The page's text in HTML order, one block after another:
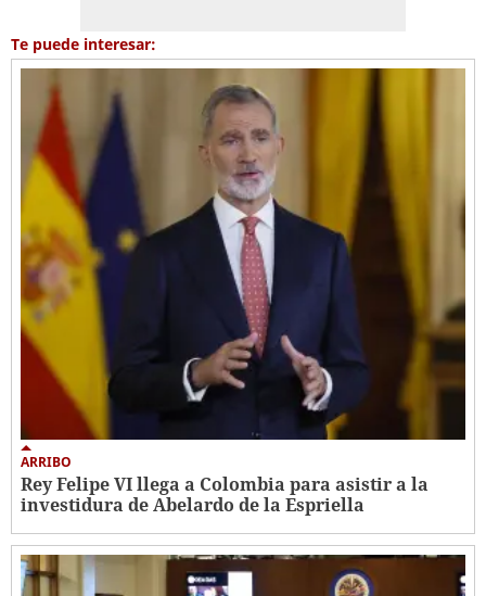
Te puede interesar:
ARRIBO
Rey Felipe VI llega a Colombia para asistir a la
investidura de Abelardo de la Espriella